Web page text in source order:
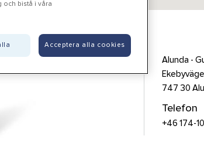
Alunda -
747 30
Telefon
+46 174-
och bistå i våra
Acceptera alla cookies